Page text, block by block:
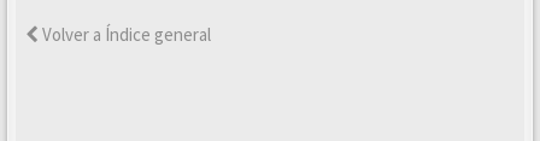
Volver a Índice general